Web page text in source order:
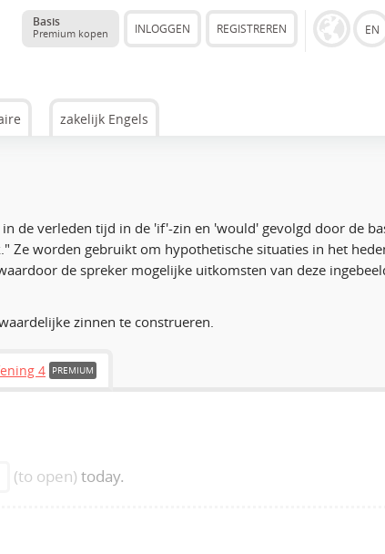
Basis
Premium kopen INLOGGEN REGISTREREN EN
zakelijk Engels
de verleden tijd in de 'if'-zin en 'would' gevolgd door de
Ze worden gebruikt om hypothetische situaties in het
de spreker mogelijke uitkomsten van deze
zinnen te construeren.
4 PREMIUM
(to open) today.